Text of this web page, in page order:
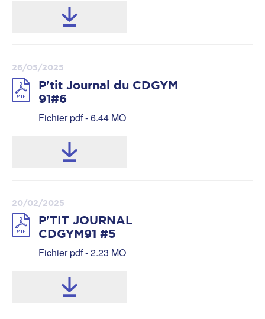
26/05/2025
P'tit Journal du CDGYM
91#6
Fichier pdf - 6.44 MO
20/02/2025
P'TIT JOURNAL
CDGYM91 #5
Fichier pdf - 2.23 MO